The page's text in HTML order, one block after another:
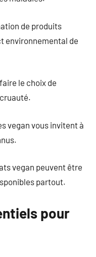
de produits
environnemental de
le choix de
vegan vous invitent à
vegan peuvent être
partout.
pour